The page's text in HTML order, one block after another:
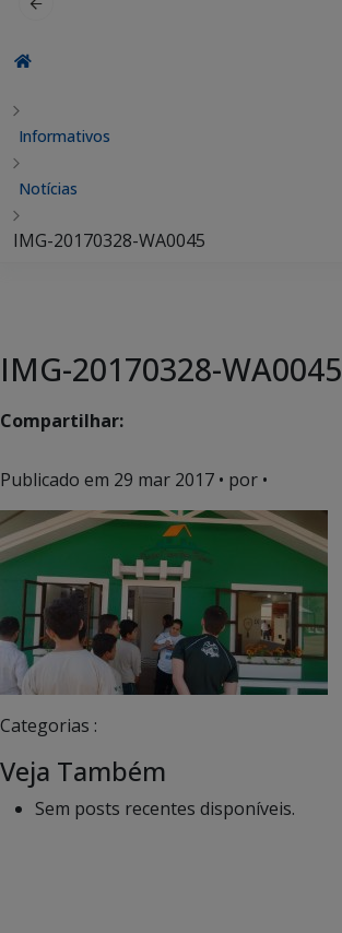
Informativos
Notícias
IMG-20170328-WA0045
IMG-20170328-WA0045
Compartilhar:
Publicado em 29 mar 2017 • por •
Categorias :
Veja Também
Sem posts recentes disponíveis.